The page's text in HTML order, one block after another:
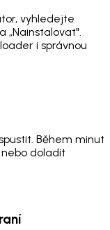
vyhledejte
„Nainstalovat".
i správnou
Během minut
doladit